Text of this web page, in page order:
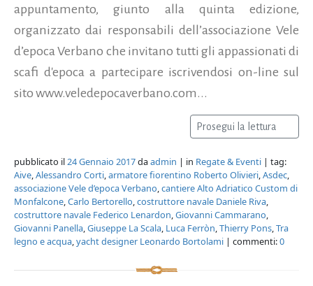
appuntamento, giunto alla quinta edizione,
organizzato dai responsabili dell’associazione Vele
d’epoca Verbano che invitano tutti gli appassionati di
scafi d'epoca a partecipare iscrivendosi on-line sul
sito www.veledepocaverbano.com...
Prosegui la lettura
pubblicato il24 Gennaio 2017daadmin | in Regate & Eventi | tag:
Aive,Alessandro Corti,armatore fiorentino Roberto Olivieri,Asdec,
associazione Vele d’epoca Verbano,cantiere Alto Adriatico Custom di
Monfalcone,Carlo Bertorello,costruttore navale Daniele Riva,
costruttore navale Federico Lenardon,Giovanni Cammarano,
Giovanni Panella,Giuseppe La Scala, Luca Ferròn,Thierry Pons,Tra
legno e acqua,yacht designer Leonardo Bortolami | commenti:0